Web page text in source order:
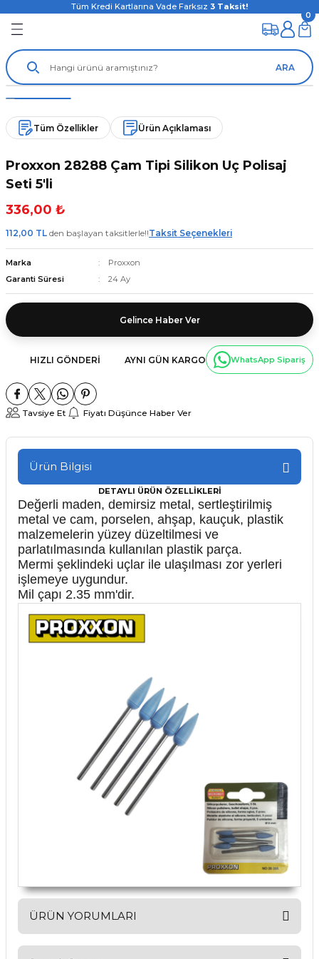
Tüm Kredi Kartlarına Vade Farksız 3 Taksit!
ARA
0
Tüm Özellikler Ürün Açıklaması
Proxxon 28288 Çam Tipi Silikon Uç Polisaj
Seti 5'li
336,00 ₺
112,00 TL den başlayan taksitlerle!!Taksit Seçenekleri
Marka
Proxxon
Garanti Süresi
24 Ay
Gelince Haber Ver
HIZLI GÖNDERI AYNI GÜN KARGO WhatsApp Sipariş
Tavsiye Et Fiyatı Düşünce Haber Ver
Ürün Bilgisi
DETAYLI ÜRÜN ÖZELLİKLERİ
Değerli maden, demirsiz metal, sertleştirilmiş
metal ve cam, porselen, ahşap, kauçuk, plastik
malzemelerin yüzey düzeltilmesi ve
parlatılmasında kullanılan plastik parça.
Mermi şeklindeki uçlar ile ulaşılması zor yerleri
işlemeye uygundur.
Mil çapı 2.35 mm'dir.
ÜRÜN YORUMLARI